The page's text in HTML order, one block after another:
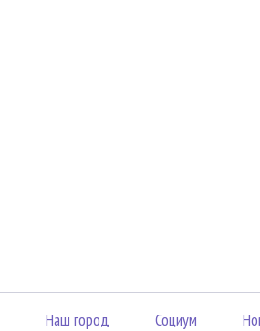
Наш город Социум